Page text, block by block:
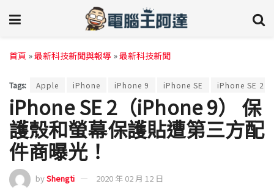
首頁 »最新科技新聞與報導 »最新科技新聞
Tags: Apple iPhone iPhone 9 iPhone SE iPhone SE 2
iPhone SE 2（iPhone 9） 保
護殼和螢幕保護貼遭第三方配
件商曝光！
byShengti 2020 年 02 月 12 日